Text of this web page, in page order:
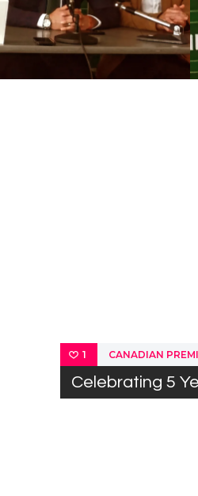
1 CANADIAN
Celebrating 5